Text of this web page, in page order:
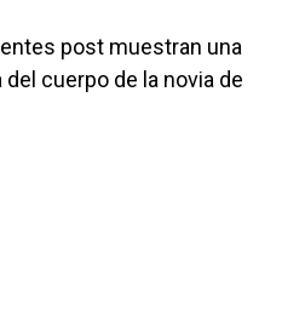
post muestran una
cuerpo de la novia de